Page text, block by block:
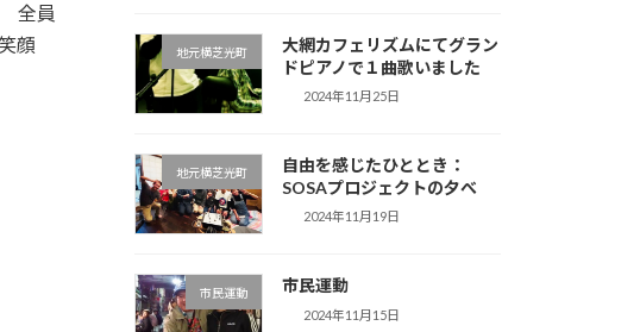
全員
顔
地元横芝光町
大網カフェリズムにてグラン
ドピアノで１曲歌いました
2024年11月25日
地元横芝光町
自由を感じたひととき：
SOSAプロジェクトの夕べ
2024年11月19日
市民運動 市民運動
2024年11月15日